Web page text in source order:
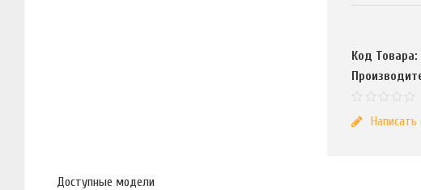
Код Товара:
Написать
Доступные модели